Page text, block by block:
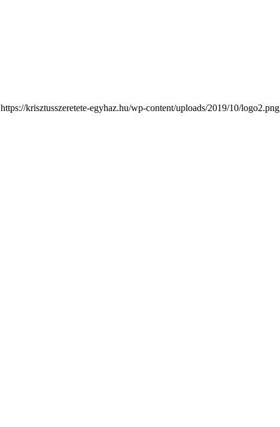
https://krisztusszeretete-egyhaz.hu/wp-content/uploads/2019/10/logo2.png